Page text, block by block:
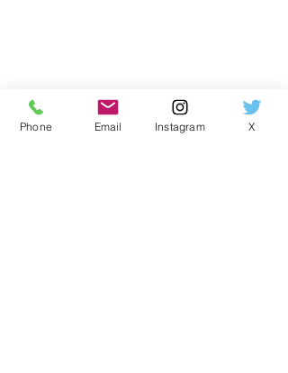
Phone Email Instagram X